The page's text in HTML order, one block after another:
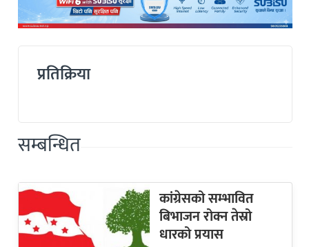
प्रतिक्रिया
सम्बन्धित
कांग्रेसको सम्भावित
बिभाजन रोक्न तेस्रो
धारको प्रयास